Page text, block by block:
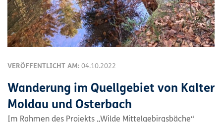
VERÖFFENTLICHT AM: 04.10.2022
Wanderung im Quellgebiet von Kalter
Moldau und Osterbach
Im Rahmen des Projekts „Wilde Mittelgebirgsbäche“